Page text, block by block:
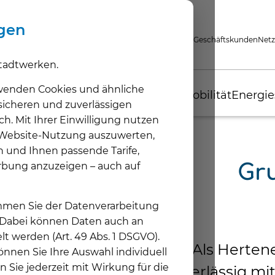
Cookies und ähnliche
und zuverlässigen
Mit Ihrer Einwilligung nutzen
Nutzung auszuwerten,
Ihnen passende Tarife,
anzuzeigen – auch auf
Sie der Datenverarbeitung
können Daten auch an
(Art. 49 Abs. 1 DSGVO).
Sie Ihre Auswahl individuell
Sie jederzeit mit Wirkung für die
Geschäftskunden
Tarife
Energie
Haushaltsstrom
Gas
Fernwärme
Grund- & Ersatzversorgung
hertenwasser
Wärme
Fernwärme
Unsere Lösung
Unsere Lösung
Thermografie
Gebäude-Thermografie
Photovoltaik
Photovoltaik-Anlagen
Sonnenenergie
Voraussetzungen & Möglichkeiten
Selbsterzeugten Strom nutzen
E-Mobilität
Elektromobilität
Unsere Lösung
Fördermöglichkeiten
Öffentliches Laden
Energieservice
Energieberatung
Energieausweis
Kundenzentrum
Kontakt & Kundenzentrum
Hertener
Als